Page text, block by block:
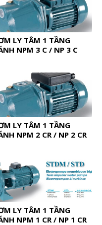
LY TÂM 1 TẦNG
NPM 3 C / NP 3 C
LY TÂM 1 TẦNG
NPM 2 CR / NP 2 CR
LY TÂM 1 TẦNG
NPM 1 CR / NP 1 CR